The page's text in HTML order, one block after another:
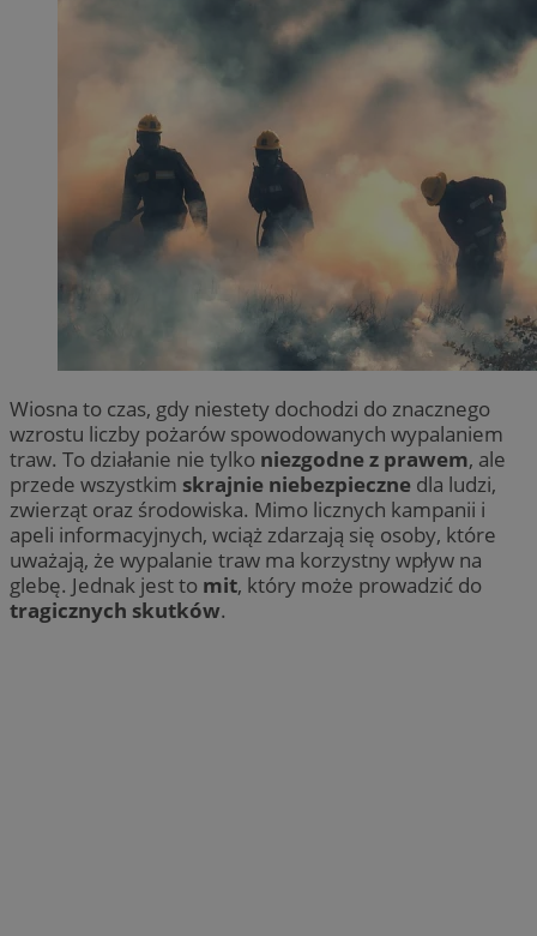
Wiosna to czas, gdy niestety dochodzi do znacznego
wzrostu liczby pożarów spowodowanych wypalaniem
traw. To działanie nie tylko niezgodne z prawem, ale
przede wszystkim skrajnie niebezpieczne dla ludzi,
zwierząt oraz środowiska. Mimo licznych kampanii i
apeli informacyjnych, wciąż zdarzają się osoby, które
uważają, że wypalanie traw ma korzystny wpływ na
glebę. Jednak jest to mit, który może prowadzić do
tragicznych skutków.